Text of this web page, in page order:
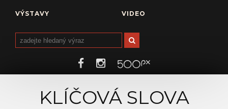
VÝSTAVY VIDEO
KLÍČOVÁ SLOVA